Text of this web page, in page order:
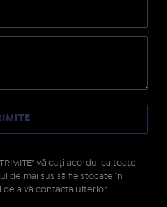
vă daţi acordul ca toate
de mai sus să fie stocate în
a vă contacta ulterior.